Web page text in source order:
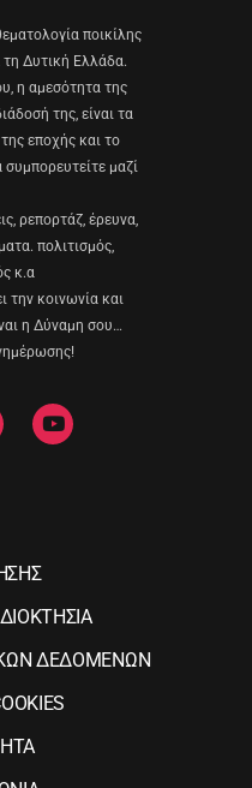
ποικίλης
τη Δυτική Ελλάδα.
η αμεσότητα της
της, είναι τα
εποχής και το
μαζί
ρεπορτάζ, έρευνα,
πολιτισμός,
κ.α
την κοινωνία και
η Δύναμη σου…
ΔΕΔΟΜΕΝΩΝ